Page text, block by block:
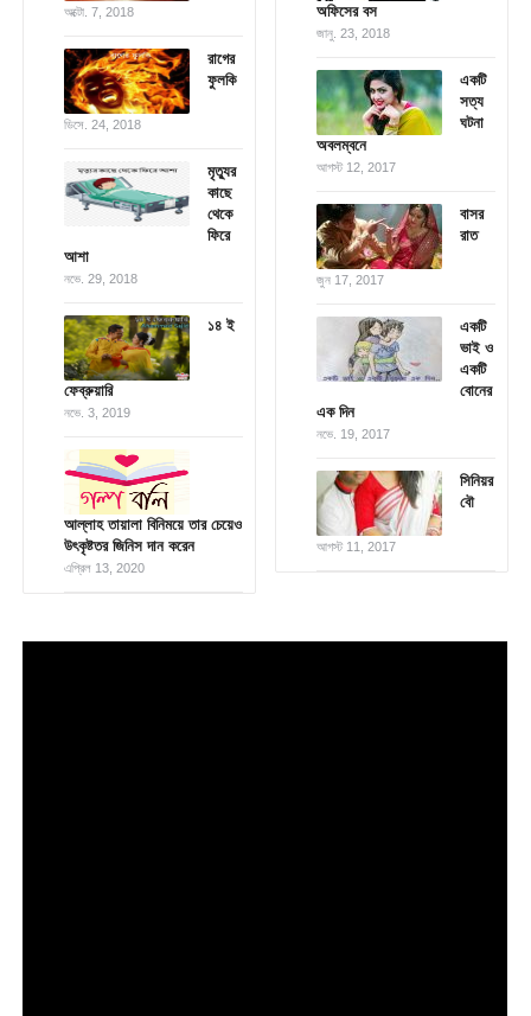
অক্টো. 7, 2018
রাগের
ফুলকি
ডিসে. 24, 2018
মৃত্যুর
কাছে
থেকে
ফিরে
আশা
নভে. 29, 2018
১৪ ই
ফেব্রুয়ারি
নভে. 3, 2019
আল্লাহ তায়ালা বিনিময়ে তার চেয়েও
উৎকৃষ্টতর জিনিস দান করেন
এপ্রিল 13, 2020
অফিসের বস
জানু. 23, 2018
একটি
সত্য
ঘটনা
অবলম্বনে
আগস্ট 12, 2017
বাসর
রাত
জুন 17, 2017
একটি
ভাই ও
একটি
বোনের
এক দিন
নভে. 19, 2017
সিনিয়র
বৌ
আগস্ট 11, 2017